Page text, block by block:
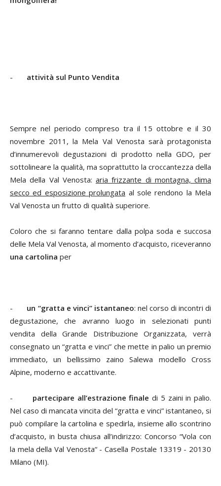
- attività sul Punto Vendita
Sempre nel periodo compreso tra il 15 ottobre e il 30
novembre 2011, la Mela Val Venosta sarà protagonista
d’innumerevoli degustazioni di prodotto nella GDO, per
sottolineare la qualità, ma soprattutto la croccantezza della
Mela della Val Venosta: aria frizzante di montagna, clima
secco ed esposizione prolungata al sole rendono la Mela
Val Venosta un frutto di qualità superiore.
Coloro che si faranno tentare dalla polpa soda e succosa
delle Mela Val Venosta, al momento d’acquisto, riceveranno
una cartolina per
- un “gratta e vinci”istantaneo: nel corso di incontri di
degustazione, che avranno luogo in selezionati punti
vendita della Grande Distribuzione Organizzata, verrà
consegnato un “gratta e vinci” che mette in palio un premio
immediato, un bellissimo zaino Salewa modello Cross
Alpine, moderno e accattivante.
- partecipare all’estrazione finale di 5 zaini in palio.
Nel caso di mancata vincita del “gratta e vinci” istantaneo, si
può compilare la cartolina e spedirla, insieme allo scontrino
d’acquisto, in busta chiusa all’indirizzo: Concorso “Vola con
la mela della Val Venosta“ - Casella Postale 13319 - 20130
Milano (MI).